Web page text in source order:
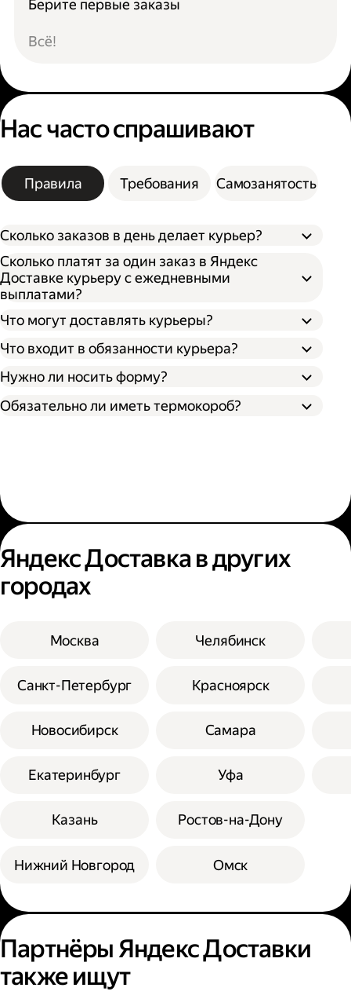
Берите первые заказы
Всё!
Нас часто спрашивают
Правила Требования Самозанятость
Сколько заказов в день делает курьер?
Сколько платят за один заказ в Яндекс
Доставке курьеру с ежедневными
выплатами?
Что могут доставлять курьеры?
Что входит в обязанности курьера?
Нужно ли носить форму?
Обязательно ли иметь термокороб?
Яндекс Доставка в других
городах
Москва
Санкт-Петербург
Новосибирск
Екатеринбург
Казань
Нижний Новгород
Челябинск
Красноярск
Самара
Уфа
Ростов-на-Дону
Омск
Партнёры Яндекс Доставки
также ищут